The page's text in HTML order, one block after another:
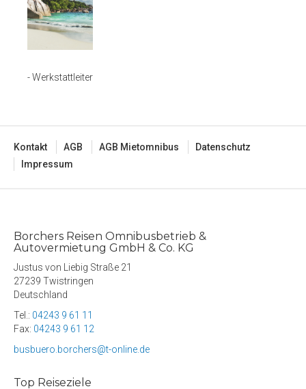
- Werkstattleiter
Kontakt AGB AGB Mietomnibus
Datenschutz
Impressum
Borchers Reisen Omnibusbetrieb &
Autovermietung GmbH & Co. KG
Justus von Liebig Straße 21
27239 Twistringen
Deutschland
Tel.: 04243 9 61 11
Fax: 04243 9 61 12
busbuero.borchers@t-online.de
Top Reiseziele